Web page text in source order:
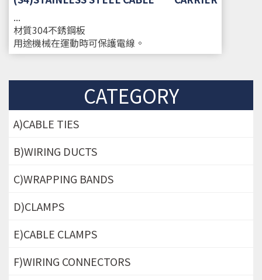
CATEGORY
A)CABLE TIES
B)WIRING DUCTS
C)WRAPPING BANDS
D)CLAMPS
E)CABLE CLAMPS
F)WIRING CONNECTORS
...
材質304不銹鋼板
用途機械在運動時可保護電線。